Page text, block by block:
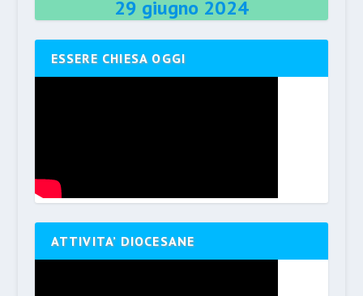
29 giugno 2024
ESSERE CHIESA OGGI
ATTIVITA’ DIOCESANE